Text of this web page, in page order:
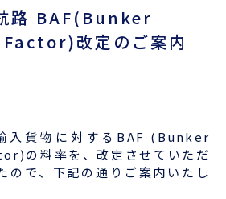
会員ログイン
本船スケジュール
路 BAF(Bunker
改定のご案内
入貨物に対するBAF (Bunker
の料率を、改定させていただ
ので、下記の通りご案内いたし